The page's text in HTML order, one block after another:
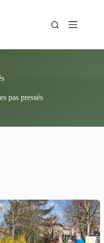
pas pressés